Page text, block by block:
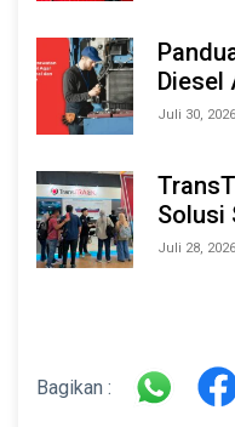
2026
Diesel
Tahan
Juli 30, 2026
Solusi
Juli 28, 2026
Bagikan :